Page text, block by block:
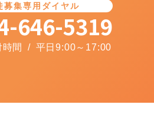
募集専用ダイヤル
646-5319
時間 / 平日9:00～17:00